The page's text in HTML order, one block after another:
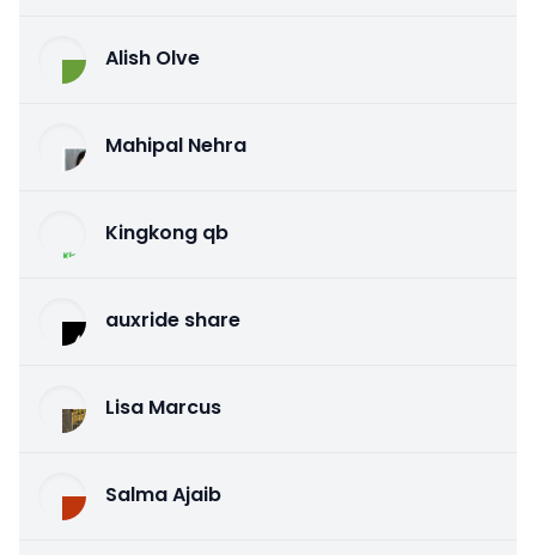
Alish Olve
Mahipal Nehra
Kingkong qb
auxride share
Lisa Marcus
Salma Ajaib